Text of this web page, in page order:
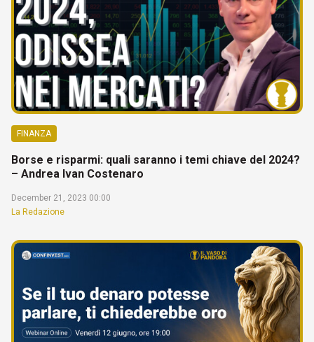
FINANZA
Borse e risparmi: quali saranno i temi chiave del 2024?
– Andrea Ivan Costenaro
December 21, 2023 00:00
La Redazione